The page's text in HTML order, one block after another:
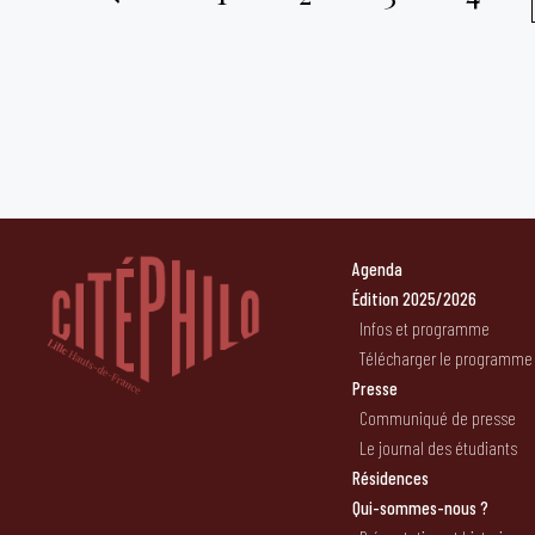
Agenda
Édition 2025/2026
Infos et programme
Télécharger le programme
Presse
Communiqué de presse
Le journal des étudiants
Résidences
Qui-sommes-nous ?